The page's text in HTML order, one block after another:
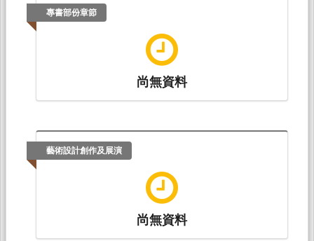
專書部份章節
尚無資料
藝術設計創作及展演
尚無資料